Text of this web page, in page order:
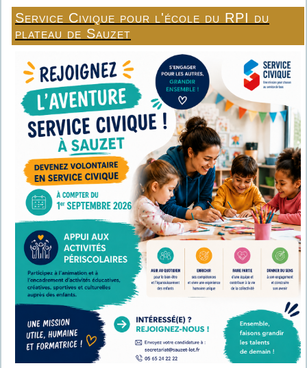
Service Civique pour l'école du RPI du
plateau de Sauzet